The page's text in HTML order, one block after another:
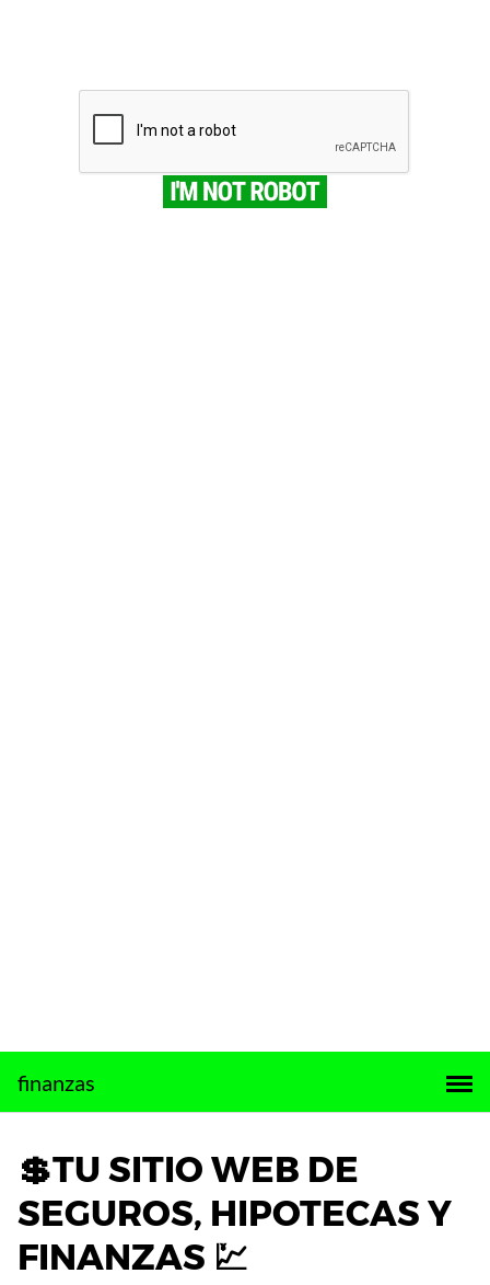
contenido
finanzas
💲TU SITIO WEB DE
SEGUROS, HIPOTECAS Y
FINANZAS 💹